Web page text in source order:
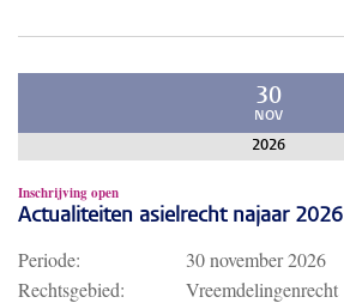
30
NOV
2026
Inschrijving open
Actualiteiten asielrecht najaar 2026
Periode:
30 november 2026
Rechtsgebied:
Vreemdelingenrecht